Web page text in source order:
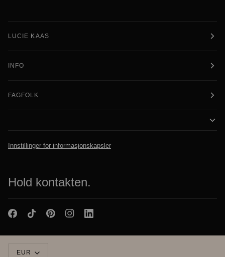
LUCIE KAAS
INFO
FAGFOLK
Innstillinger for informasjonskapsler
Hold kontakten.
EUR